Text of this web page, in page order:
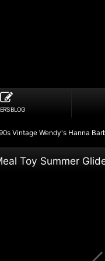
BLOG
Vintage Wendy's Hanna
Toy Summer